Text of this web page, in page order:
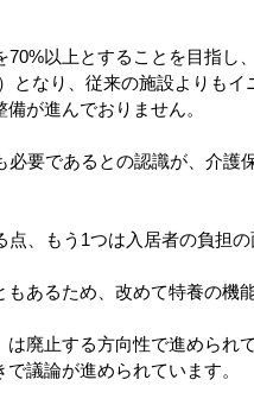
以上とすることを目指し
となり、従来の施設よりも
が進んでおりません。
要であるとの認識が、介護
、もう1つは入居者の負担
あるため、改めて特養の機
廃止する方向性で進められ
議論が進められています。